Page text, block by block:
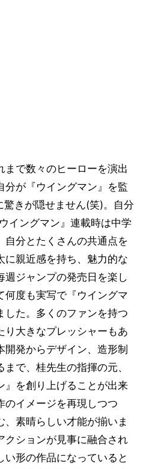
まで数々のヒーローを演出
分が『ウイングマン』を監
きが隠せません(笑)。自分
イングマン』連載時は中学
自分とたくさんの共通点を
に親近感を持ち、魅力的な
週ジャンプの発売日を楽し
何度も実写で『ウイングマ
した。多くのファンを持つ
り大きなプレッシャーもあ
開発からデザイン、造形制
で、桂先生の指揮の元、
』を創り上げることが出来
のイメージを再現しつつ
、素晴らしい才能が揃いま
クションが見事に融合され
形の作品になっていると